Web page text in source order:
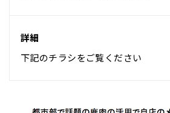
詳細
下記のチラシをご覧ください